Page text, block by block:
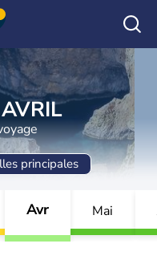
principales
Avr Mai